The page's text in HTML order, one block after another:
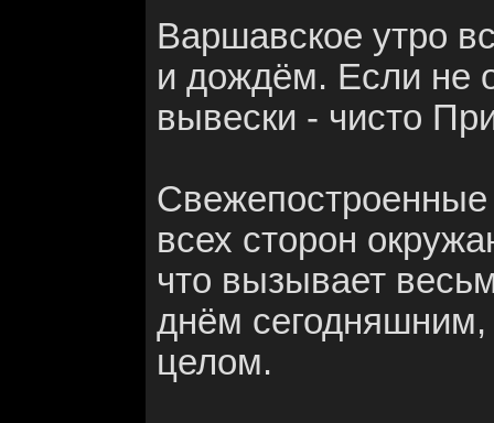
Варшавское утро
и дождём. Если не
вывески - чисто
Свежепостроенные
всех сторон
что вызывает
днём сегодняшним,
целом.